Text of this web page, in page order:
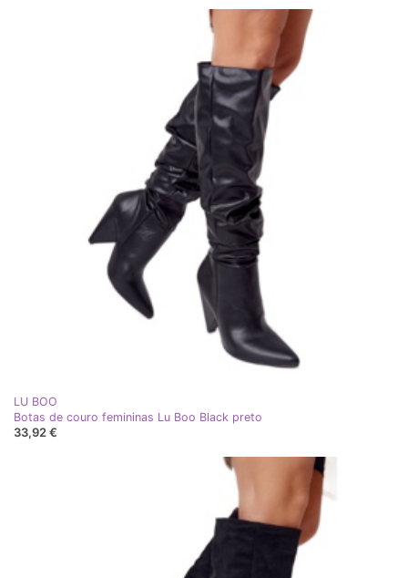
LU BOO
Botas de couro femininas Lu Boo Black preto
33,92 €